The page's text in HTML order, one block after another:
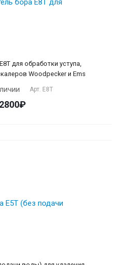
для обработки уступа,
Woodpecker и Ems
Арт. Е8Т
2800₽